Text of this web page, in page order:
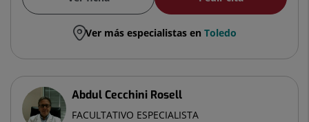
Ver más especialistas en Toledo
Abdul Cecchini Rosell
FACULTATIVO ESPECIALISTA